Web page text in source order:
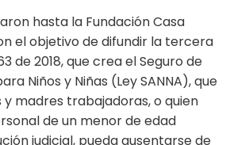
hasta la Fundación Casa
el objetivo de difundir la tercera
de 2018, que crea el Seguro de
Niños y Niñas (Ley SANNA), que
madres trabajadoras, o quien
de un menor de edad
judicial, pueda ausentarse de